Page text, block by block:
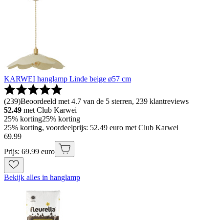
KARWEI hanglamp Linde beige ø57 cm
(239)Beoordeeld met 4.7 van de 5 sterren, 239 klantreviews
52.49 met Club Karwei
25% korting25% korting
25% korting, voordeelprijs: 52.49 euro met Club Karwei
69.99
Prijs: 69.99 euro
Bekijk alles in hanglamp